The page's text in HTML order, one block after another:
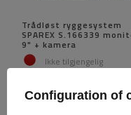
Trådløst ryggesystem
SPAREX S.166339
9" + kamera
Ikke tilgjengelig
6 827,63 NOK
5 462,11 NOK
Configuration of